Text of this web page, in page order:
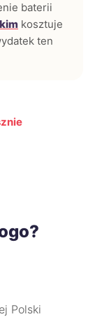
baterii
kosztuje
ten
Polski